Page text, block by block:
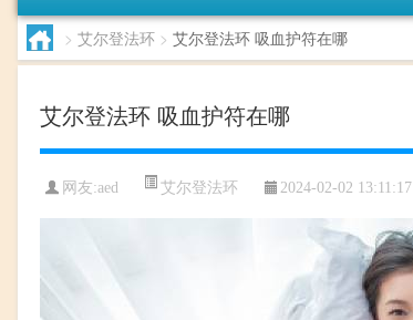
> 艾尔登法环 > 艾尔登法环 吸血护符在哪
艾尔登法环 吸血护符在哪
网友:aed 艾尔登法环 2024-02-02 13:11:17